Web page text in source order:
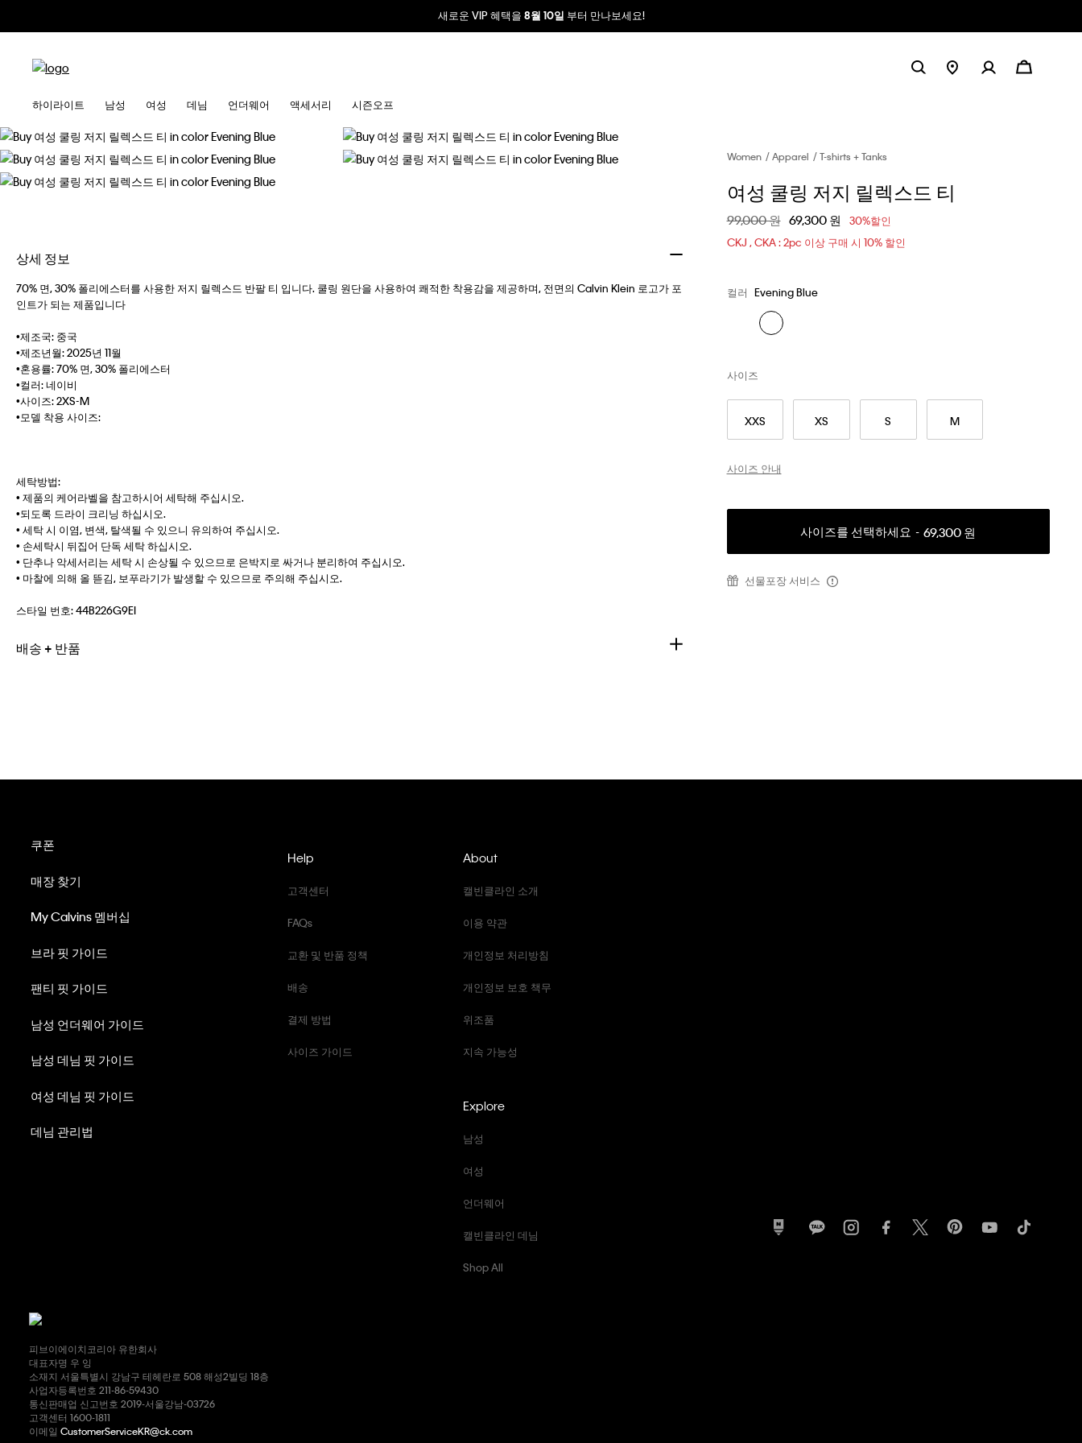
새로운 VIP 혜택을 8월 10일 부터 만나보세요!
하이라이트 남성 여성 데님 언더웨어 액세서리 시즌오프
상세 정보
70% 면, 30% 폴리에스터를 사용한 저지 릴렉스드 반팔 티 입니다. 쿨링 원단을 사용하여 쾌적한 착용감을 제공하며, 전면의 Calvin Klein 로고가 포
인트가 되는 제품입니다
•제조국: 중국
•제조년월: 2025년 11월
•혼용률: 70% 면, 30% 폴리에스터
•컬러: 네이비
•사이즈: 2XS-M
•모델 착용 사이즈:
세탁방법:
• 제품의 케어라벨을 참고하시어 세탁해 주십시오.
•되도록 드라이 크리닝 하십시오.
• 세탁 시 이염, 변색, 탈색될 수 있으니 유의하여 주십시오.
• 손세탁시 뒤집어 단독 세탁 하십시오.
• 단추나 악세서리는 세탁 시 손상될 수 있으므로 은박지로 싸거나 분리하여 주십시오.
• 마찰에 의해 올 뜯김, 보푸라기가 발생할 수 있으므로 주의해 주십시오.
스타일 번호:44B226G9EI
배송 + 반품
Women Apparel T-shirts + Tanks
여성 쿨링 저지 릴렉스드 티
할인 전 가격
99,000 원할인된 가격
69,300 원
30%할인
CKJ , CKA : 2pc 이상 구매 시 10% 할인
컬러 Evening Blue
XXS XS S M
사이즈
사이즈 안내
사이즈를 선택하세요 69,300 원
선물포장 서비스
Help
고객센터
FAQs
교환 및 반품 정책
배송
결제 방법
사이즈 가이드
쿠폰
매장 찾기
My Calvins 멤버십
브라 핏 가이드
팬티 핏 가이드
남성 언더웨어 가이드
남성 데님 핏 가이드
여성 데님 핏 가이드
데님 관리법
Explore
남성
여성
언더웨어
캘빈클라인 데님
Shop All
About
캘빈클라인 소개
이용 약관
개인정보 처리방침
개인정보 보호 책무
위조품
지속 가능성
피브이에이치코리아 유한회사
대표자명 우 잉
소재지 서울특별시 강남구 테헤란로 508 해성2빌딩 18층
사업자등록번호 211-86-59430
통신판매업 신고번호 2019-서울강남-03726
고객센터 1600-1811
이메일 CustomerServiceKR@ck.com